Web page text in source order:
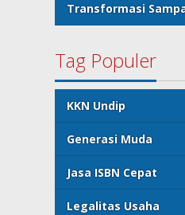
Transformasi
Tag Populer
KKN Undip
Generasi Muda
Jasa ISBN Cepat
Legalitas Usaha